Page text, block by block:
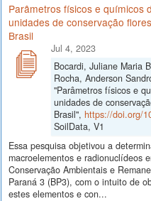
Parâmetros físicos e químicos
unidades de conservação
Brasil
Jul 4, 2023
Bocardi, Juliane Maria
Rocha, Anderson
"Parâmetros físicos e
unidades de
Brasil", https://doi.org/
SoilData, V1
Essa pesquisa objetivou a
macroelementos e radionuclídeos
Conservação Ambientais e
Paraná 3 (BP3), com o intuito de
estes elementos e con...